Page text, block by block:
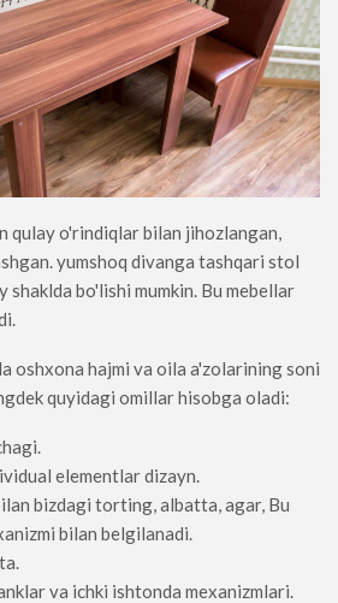
qulay o'rindiqlar bilan jihozlangan,
yumshoq divanga tashqari stol
shaklda bo'lishi mumkin. Bu mebellar
oshxona hajmi va oila a'zolarining soni
quyidagi omillar hisobga oladi:
elementlar dizayn.
bizdagi torting, albatta, agar, Bu
bilan belgilanadi.
va ichki ishtonda mexanizmlari.